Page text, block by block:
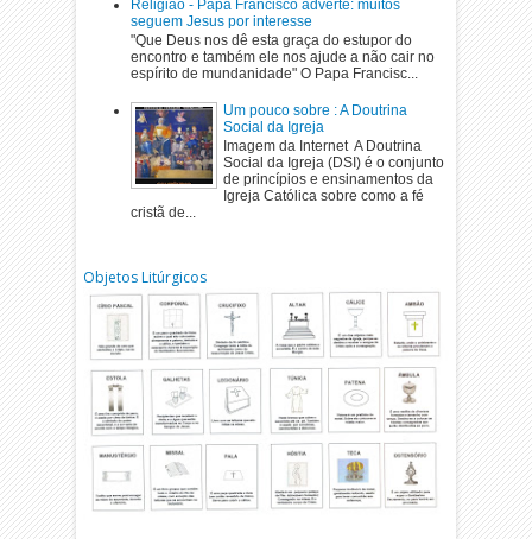
Religião - Papa Francisco adverte: muitos
seguem Jesus por interesse
"Que Deus nos dê esta graça do estupor do
encontro e também ele nos ajude a não cair no
espírito de mundanidade" O Papa Francisc...
Um pouco sobre : A Doutrina
Social da Igreja
Imagem da Internet A Doutrina
Social da Igreja (DSI) é o conjunto
de princípios e ensinamentos da
Igreja Católica sobre como a fé
cristã de...
Objetos Litúrgicos